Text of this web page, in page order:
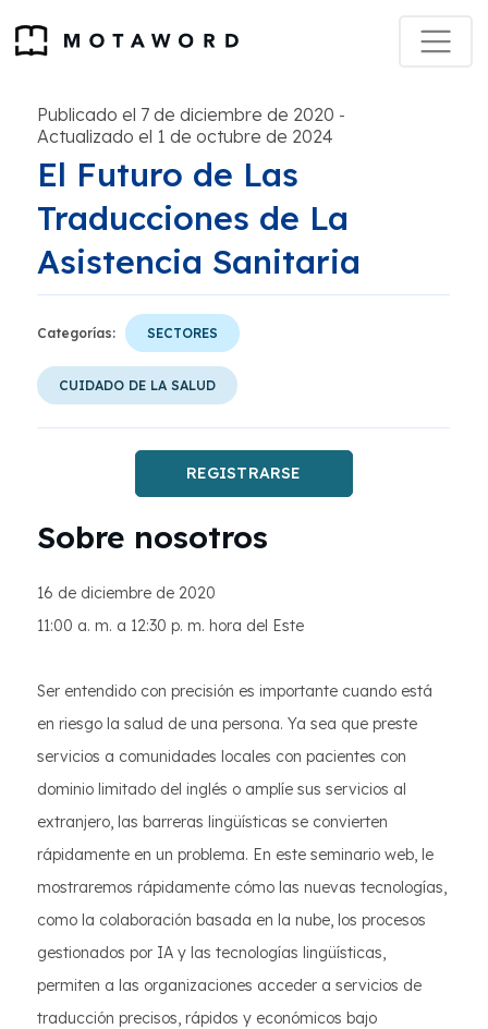
Publicado el 7 de diciembre de 2020 -
Actualizado el 1 de octubre de 2024
El Futuro de Las
Traducciones de La
Asistencia Sanitaria
Categorías: SECTORES
CUIDADO DE LA SALUD
REGISTRARSE
Sobre nosotros
16 de diciembre de 2020
11:00 a. m. a 12:30 p. m. hora del Este
Ser entendido con precisión es importante cuando está
en riesgo la salud de una persona. Ya sea que preste
servicios a comunidades locales con pacientes con
dominio limitado del inglés o amplíe sus servicios al
extranjero, las barreras lingüísticas se convierten
rápidamente en un problema. En este seminario web, le
mostraremos rápidamente cómo las nuevas tecnologías,
como la colaboración basada en la nube, los procesos
gestionados por IA y las tecnologías lingüísticas,
permiten a las organizaciones acceder a servicios de
traducción precisos, rápidos y económicos bajo